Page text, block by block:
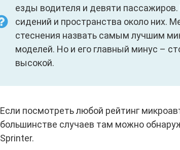
езды водителя и девяти
сидений и пространства около них.
стеснения назвать самым лучшим
моделей. Но и его главный минус –
высокой.
Если посмотреть любой рейтинг
большинстве случаев там можно
Sprinter.